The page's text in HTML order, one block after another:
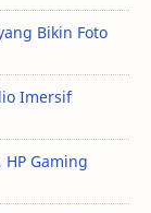
Bikin Foto
Imersif
Gaming